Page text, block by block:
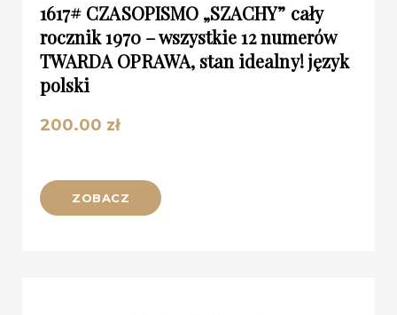
1617# CZASOPISMO „SZACHY” cały
rocznik 1970 – wszystkie 12 numerów
TWARDA OPRAWA, stan idealny! język
polski
200.00 zł
ZOBACZ